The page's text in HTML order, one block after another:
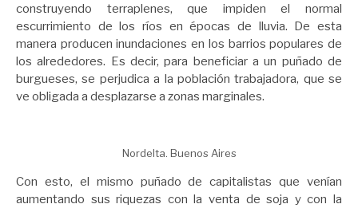
construyendo terraplenes, que impiden el normal
escurrimiento de los ríos en épocas de lluvia. De esta
manera producen inundaciones en los barrios populares de
los alrededores. Es decir, para beneficiar a un puñado de
burgueses, se perjudica a la población trabajadora, que se
ve obligada a desplazarse a zonas marginales.
Nordelta. Buenos Aires
Con esto, el mismo puñado de capitalistas que venían
aumentando sus riquezas con la venta de soja y con la